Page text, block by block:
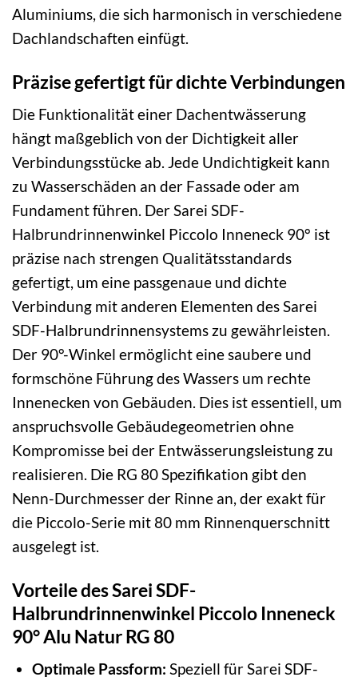
Aluminiums, die sich harmonisch in verschiedene
Dachlandschaften einfügt.
Präzise gefertigt für dichte Verbindungen
Die Funktionalität einer Dachentwässerung
hängt maßgeblich von der Dichtigkeit aller
Verbindungsstücke ab. Jede Undichtigkeit kann
zu Wasserschäden an der Fassade oder am
Fundament führen. Der Sarei SDF-
Halbrundrinnenwinkel Piccolo Inneneck 90° ist
präzise nach strengen Qualitätsstandards
gefertigt, um eine passgenaue und dichte
Verbindung mit anderen Elementen des Sarei
SDF-Halbrundrinnensystems zu gewährleisten.
Der 90°-Winkel ermöglicht eine saubere und
formschöne Führung des Wassers um rechte
Innenecken von Gebäuden. Dies ist essentiell, um
anspruchsvolle Gebäudegeometrien ohne
Kompromisse bei der Entwässerungsleistung zu
realisieren. Die RG 80 Spezifikation gibt den
Nenn-Durchmesser der Rinne an, der exakt für
die Piccolo-Serie mit 80 mm Rinnenquerschnitt
ausgelegt ist.
Vorteile des Sarei SDF-
Halbrundrinnenwinkel Piccolo Inneneck
90° Alu Natur RG 80
Optimale Passform: Speziell für Sarei SDF-